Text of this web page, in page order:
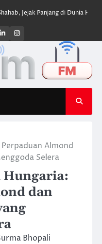
Panjang di Dunia Hiburan
LinkedInInstagram
Almond
Selera
Hungaria:
dan
Bhopali